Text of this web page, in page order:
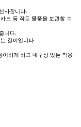
사합니다.
드 등 작은 물품을 보관할 수
니다.
길이입니다.
이하게 하고 내구성 있는 착용